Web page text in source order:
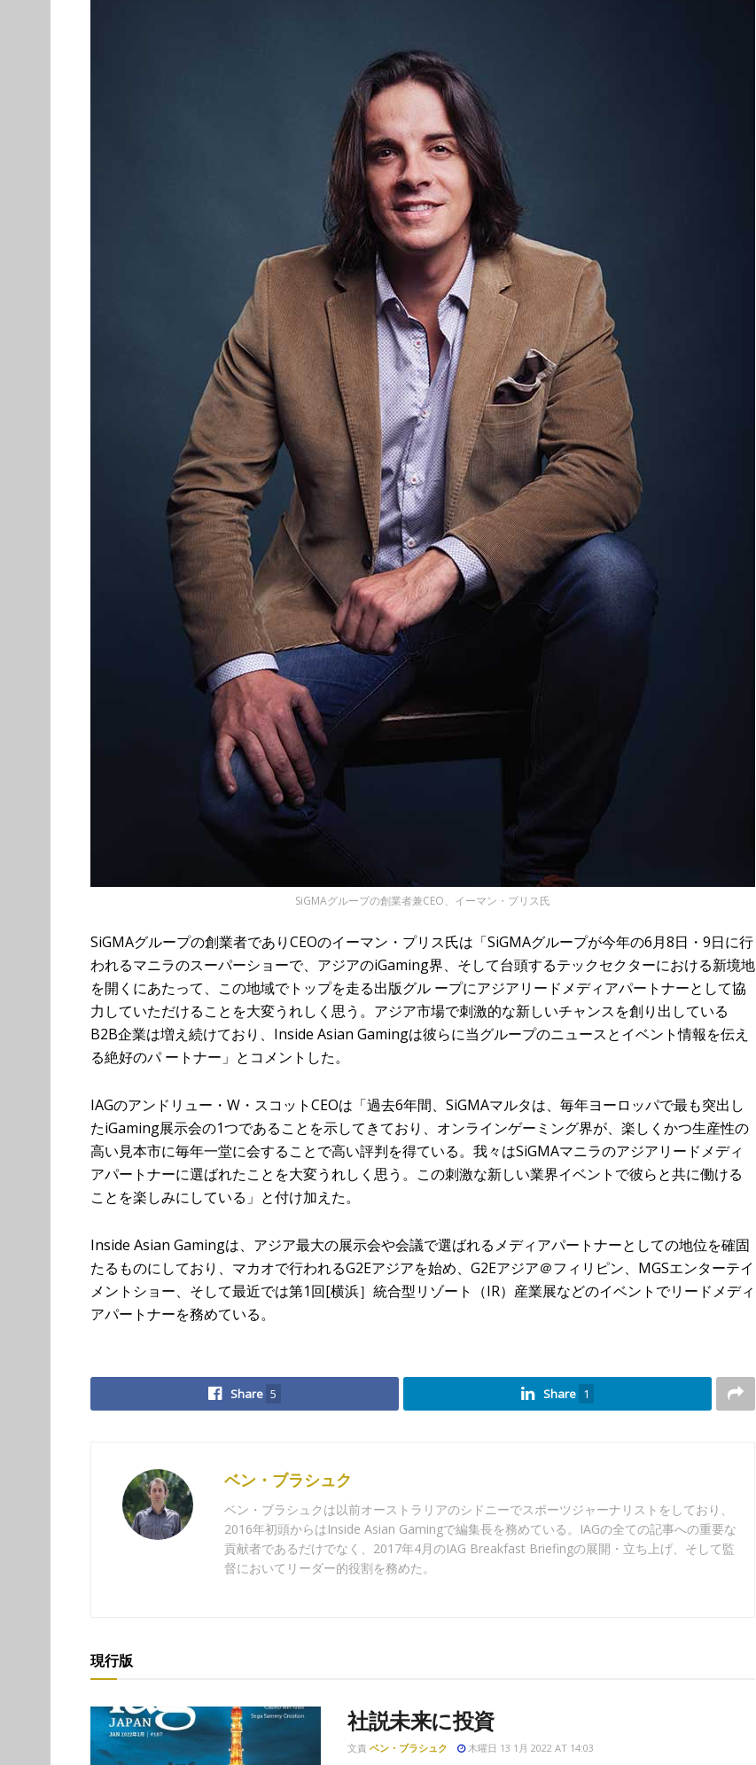
SiGMAグループの創業者兼CEO、イーマン・プリス氏
SiGMAグループの創業者でありCEOのイーマン・プリス氏は「SiGMAグループが今年の6月8日・9日に行
われるマニラのスーパーショーで、アジアのiGaming界、そして台頭するテックセクターにおける新境地
を開くにあたって、この地域でトップを走る出版グル ープにアジアリードメディアパートナーとして協
力していただけることを大変うれしく思う。アジア市場で刺激的な新しいチャンスを創り出している
B2B企業は増え続けており、Inside Asian Gamingは彼らに当グループのニュースとイベント情報を伝え
る絶好のパ ートナー」とコメントした。
IAGのアンドリュー・W・スコットCEOは「過去6年間、SiGMAマルタは、毎年ヨーロッパで最も突出し
たiGaming展示会の1つであることを示してきており、オンラインゲーミング界が、楽しくかつ生産性の
高い見本市に毎年一堂に会することで高い評判を得ている。我々はSiGMAマニラのアジアリードメディ
アパートナーに選ばれたことを大変うれしく思う。この刺激な新しい業界イベントで彼らと共に働ける
ことを楽しみにしている」と付け加えた。
Inside Asian Gamingは、アジア最大の展示会や会議で選ばれるメディアパートナーとしての地位を確固
たるものにしており、マカオで行われるG2Eアジアを始め、G2Eアジア＠フィリピン、MGSエンターテイ
メントショー、そして最近では第1回[横浜］統合型リゾート（IR）産業展などのイベントでリードメディ
アパートナーを務めている。
Share 5 Share 1
ベン・ブラシュク
ベン・ブラシュクは以前オーストラリアのシドニーでスポーツジャーナリストをしており、
2016年初頭からはInside Asian Gamingで編集長を務めている。IAGの全ての記事への重要な
貢献者であるだけでなく、2017年4月のIAG Breakfast Briefingの展開・立ち上げ、そして監
督においてリーダー的役割を務めた。
現行版
社説未来に投資
文責 ベン・ブラシュク 木曜日 13 1月 2022 AT 14:03